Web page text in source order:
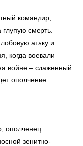
командир,
смерть.
атаку и
когда воевали
войне – слаженный
ополчение.
ополченец
зенитно-